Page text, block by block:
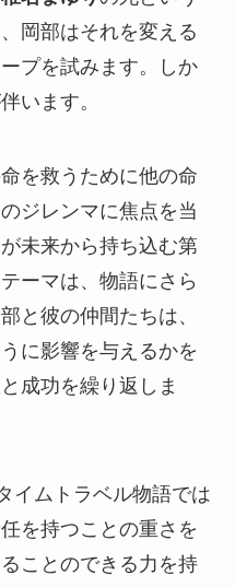
岡部はそれを変える
プを試みます。しか
います。
を救うために他の命
ジレンマに焦点を当
が未来から持ち込む第
ーマは、物語にさら
と彼の仲間たちは、
に影響を与えるかを
成功を繰り返しま
イムトラベル物語では
を持つことの重さを
ことのできる力を持